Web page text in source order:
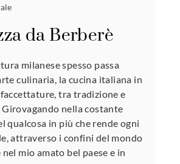
da Berberè
milanese spesso passa
culinaria, la cucina italiana in
tra tradizione e
nella costante
qualcosa in più che rende ogni
attraverso i confini del mondo
mio amato bel paese e in